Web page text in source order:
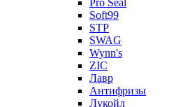
Pro Seal
Soft99
STP
SWAG
Wynn's
ZIC
Лавр
Антифризы
Лукойл